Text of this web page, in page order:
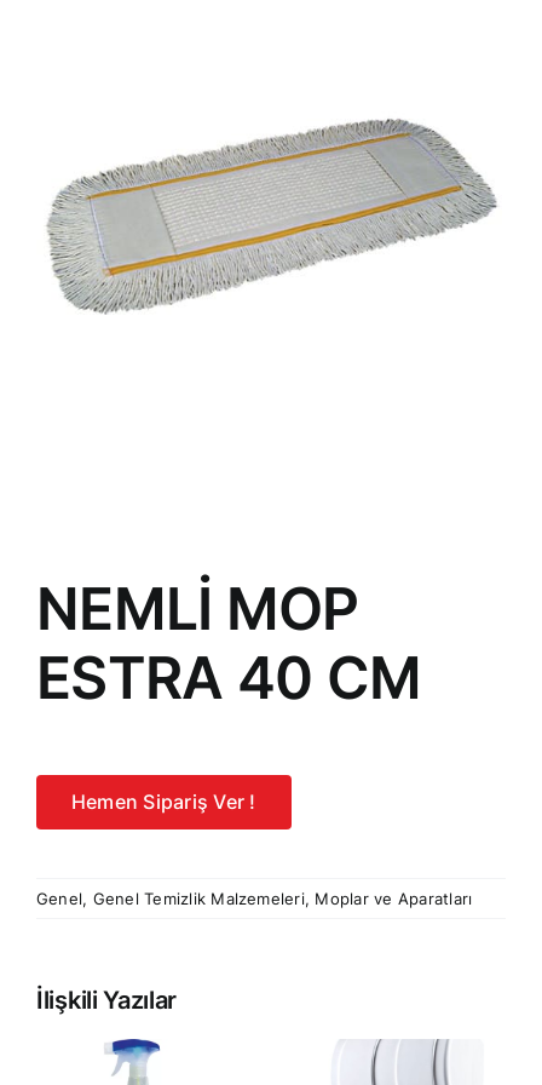
NEMLİ MOP
ESTRA 40 CM
Hemen Sipariş Ver !
Genel, Genel Temizlik Malzemeleri, Moplar ve Aparatları
İlişkili Yazılar
PRESTİJ